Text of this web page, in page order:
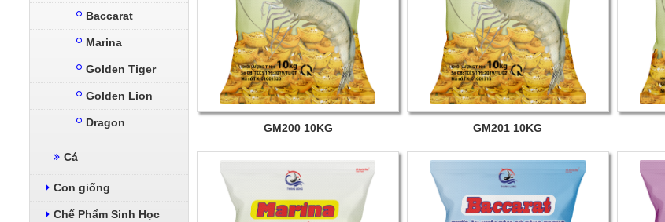
Baccarat
Marina
Golden Tiger
Golden Lion
Dragon
Cá
Con giống
Chế Phẩm Sinh Học
GM200 10KG GM201 10KG